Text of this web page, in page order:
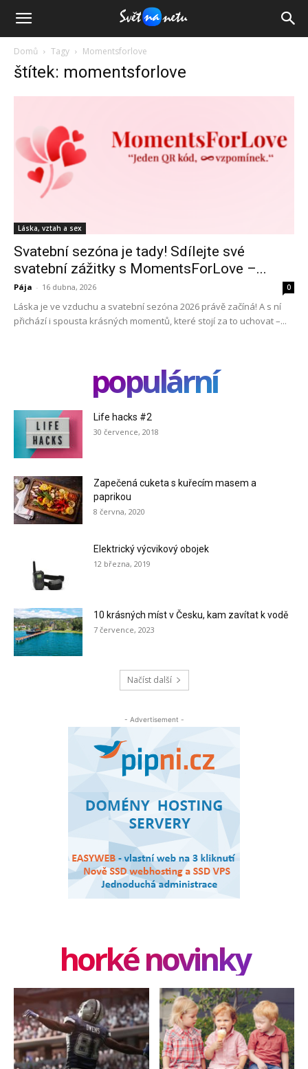
Domů Tagy Momentsforlove
štítek: momentsforlove
Láska, vztah a sex
Svatební sezóna je tady! Sdílejte své
svatební zážitky s MomentsForLove –...
Pája - 16 dubna, 2026 0
Láska je ve vzduchu a svatební sezóna 2026 právě začíná! A s ní
přichází i spousta krásných momentů, které stojí za to uchovat –...
populární
Life hacks #2
30 července, 2018
Zapečená cuketa s kuřecím masem a
paprikou
8 června, 2020
Elektrický výcvikový obojek
12 března, 2019
10 krásných míst v Česku, kam zavítat k vodě
7 července, 2023
Načíst další
- Advertisement -
horké novinky